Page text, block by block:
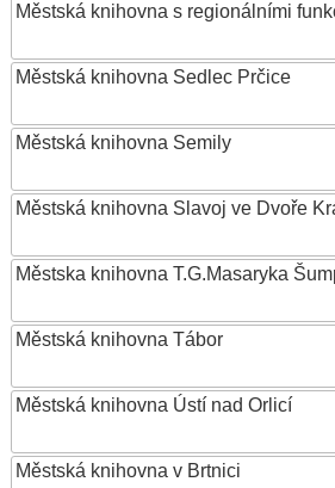
Městská knihovna s regionálními
Městská knihovna Sedlec Prčice
Městská knihovna Semily
Městská knihovna Slavoj ve Dvoře
Městska knihovna T.G.Masaryka
Městská knihovna Tábor
Městská knihovna Ústí nad Orlicí
Městská knihovna v Brtnici